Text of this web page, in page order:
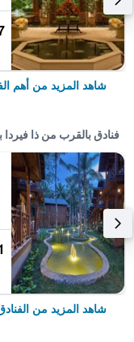
شاهد المزيد من أهم
فنادق بالقرب من ذا فيردا
شاهد المزيد من